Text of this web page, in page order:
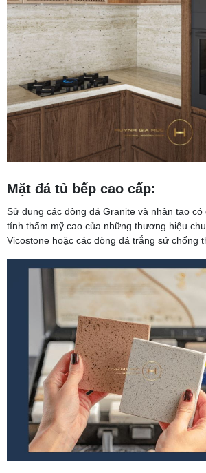
Mặt đá tủ bếp cao cấp:
Sử dụng các dòng đá Granite và nhân tạo có
tính thẩm mỹ cao của những thương hiệu
Vicostone hoặc các dòng đá trắng sứ chống